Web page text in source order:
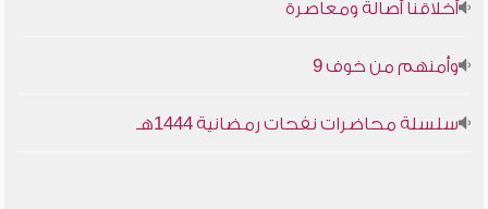
أخلاقنا أصالة ومعاصرة
وأمنهم من خوف 9
سلسلة محاضرات نفحات رمضانية 1444هـ